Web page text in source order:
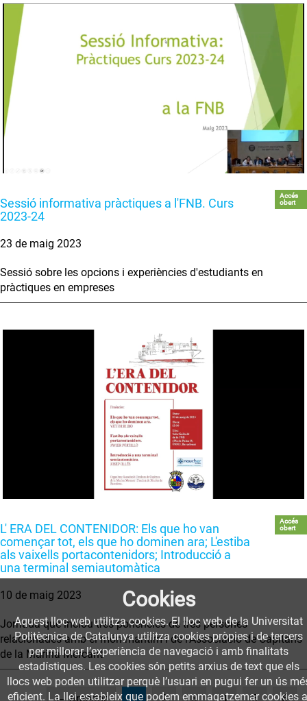
Sessió informativa pràctiques a l'FNB. Curs
2023-24
Accés
obert
23 de maig 2023
Sessió sobre les opcions i experiències d'estudiants en
pràctiques en empreses
L' ERA DEL CONTENIDOR: Els que ho van
començar tot, els que ho dominen ara; L'estiba
als vaixells portacontenidors; Introducció a
una terminal semiautomàtica
Accés
obert
10 de maig 2023
Jornada que inclou tres ponències de tres persones
relacionades amb el món marítim i de l'Associació de Capitans
de la Marina Mercant
(current)
Cookies
Aquest lloc web utilitza cookies. El lloc web de la Universitat
Politècnica de Catalunya utilitza cookies pròpies i de tercers
per millorar l’experiència de navegació i amb finalitats
estadístiques. Les cookies són petits arxius de text que els
llocs web poden utilitzar perquè l’usuari en pugui fer un ús
eficient. La llei estableix que podem emmagatzemar cookies